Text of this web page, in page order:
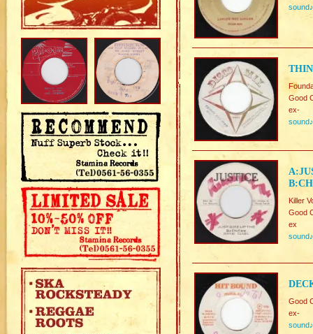
sound♪
Good
ex-
sound♪
Killer
Good
ex
sound♪
Good
ex-
sound♪